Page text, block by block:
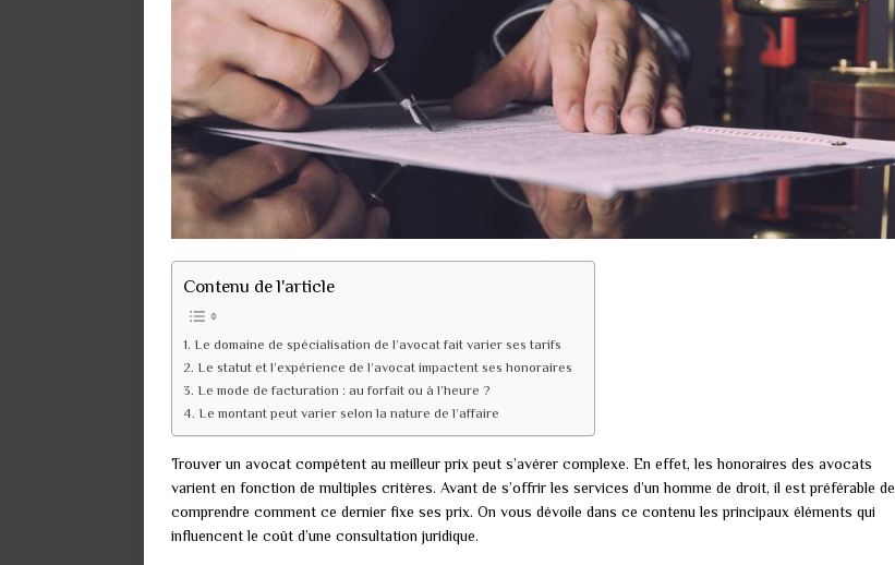
Contenu de l'article
Le domaine de spécialisation de l’avocat fait varier ses tarifs
Le statut et l’expérience de l’avocat impactent ses honoraires
Le mode de facturation : au forfait ou à l’heure ?
Le montant peut varier selon la nature de l’affaire
Trouver un avocat compétent au meilleur prix peut s’avérer complexe. En effet, les honoraires des avocats
varient en fonction de multiples critères. Avant de s’offrir les services d’un homme de droit, il est préférable de
comprendre comment ce dernier fixe ses prix. On vous dévoile dans ce contenu les principaux éléments qui
influencent le coût d’une consultation juridique.